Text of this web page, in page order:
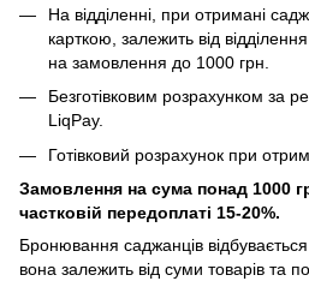
На відділенні, при отримані
карткою, залежить від
на замовлення до 1000 грн.
Безготівковим розрахунком за
LiqPay.
Готівковий розрахунок при
Замовлення на сума понад 1000
частковій передоплаті 15-20%.
Бронювання саджанців
вона залежить від суми товарів та